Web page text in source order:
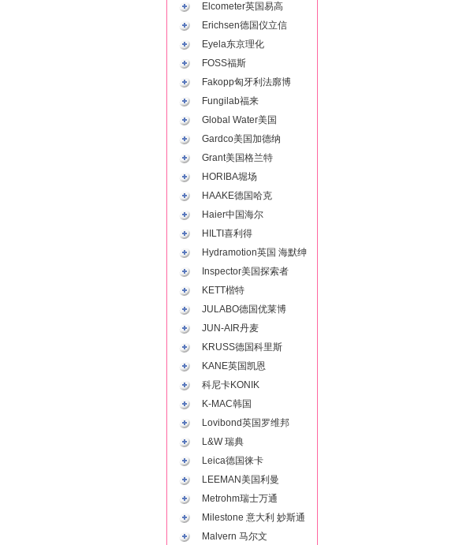
Elcometer英国易高
Erichsen德国仪立信
Eyela东京理化
FOSS福斯
Fakopp匈牙利法廓博
Fungilab福来
Global Water美国
Gardco美国加德纳
Grant美国格兰特
HORIBA堀场
HAAKE德国哈克
Haier中国海尔
HILTI喜利得
Hydramotion英国 海默绅
Inspector美国探索者
KETT楷特
JULABO德国优莱博
JUN-AIR丹麦
KRUSS德国科里斯
KANE英国凯恩
科尼卡KONIK
K-MAC韩国
Lovibond英国罗维邦
L&W 瑞典
Leica德国徕卡
LEEMAN美国利曼
Metrohm瑞士万通
Milestone 意大利 妙斯通
Malvern 马尔文